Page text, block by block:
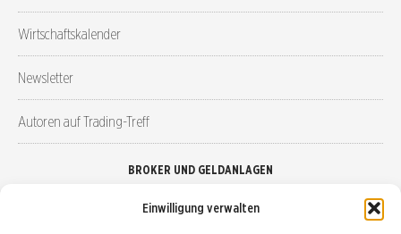
Einwilligung verwalten
Wirtschaftskalender
Newsletter
Autoren auf Trading-Treff
BROKER UND GELDANLAGEN